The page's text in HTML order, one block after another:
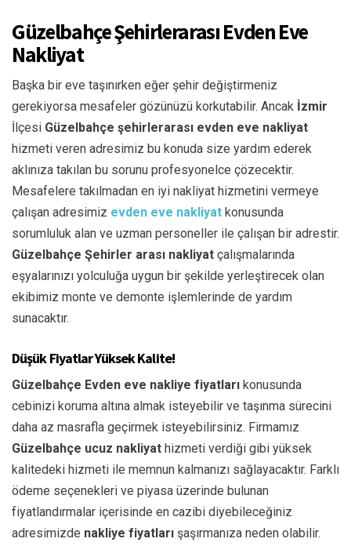
Güzelbahçe Şehirlerarası Evden Eve
Nakliyat
Başka bir eve taşınırken eğer şehir değiştirmeniz
gerekiyorsa mesafeler gözünüzü korkutabilir. Ancak İzmir
İlçesi Güzelbahçe şehirlerarası evden eve nakliyat
hizmeti veren adresimiz bu konuda size yardım ederek
aklınıza takılan bu sorunu profesyonelce çözecektir.
Mesafelere takılmadan en iyi nakliyat hizmetini vermeye
çalışan adresimiz evden eve nakliyat konusunda
sorumluluk alan ve uzman personeller ile çalışan bir adrestir.
Güzelbahçe Şehirler arası nakliyat çalışmalarında
eşyalarınızı yolculuğa uygun bir şekilde yerleştirecek olan
ekibimiz monte ve demonte işlemlerinde de yardım
sunacaktır.
Düşük Fiyatlar Yüksek Kalite!
Güzelbahçe Evden eve nakliye fiyatları konusunda
cebinizi koruma altına almak isteyebilir ve taşınma sürecini
daha az masrafla geçirmek isteyebilirsiniz. Firmamız
Güzelbahçe ucuz nakliyat hizmeti verdiği gibi yüksek
kalitedeki hizmeti ile memnun kalmanızı sağlayacaktır. Farklı
ödeme seçenekleri ve piyasa üzerinde bulunan
fiyatlandırmalar içerisinde en cazibi diyebileceğiniz
adresimizde nakliye fiyatları şaşırmanıza neden olabilir.